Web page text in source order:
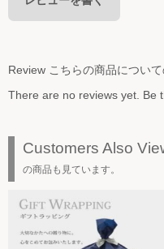
Review こちらの商品につい
There are no reviews yet. Be
Customers Also
の商品も見ています。